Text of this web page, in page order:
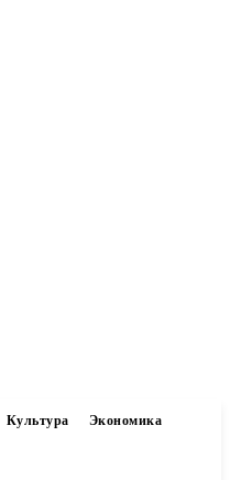
Культура Экономика